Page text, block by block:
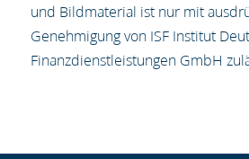
und Bildmaterial ist nur mit
Genehmigung von ISF Institut
Finanzdienstleistungen GmbH